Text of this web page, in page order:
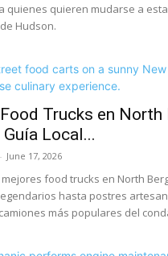
quienes quieren mudarse a
Hudson.
Trucks en North
Local...
- June 17, 2026
food trucks en North
hasta postres
más populares del